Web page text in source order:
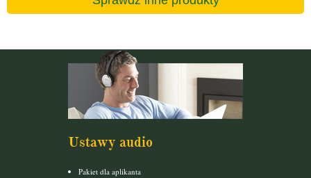
Ustawy audio
Pakiet dla aplikanta